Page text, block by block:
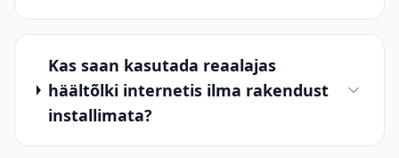
Kas saan kasutada reaalajas
häältõlki internetis ilma rakendust
installimata?